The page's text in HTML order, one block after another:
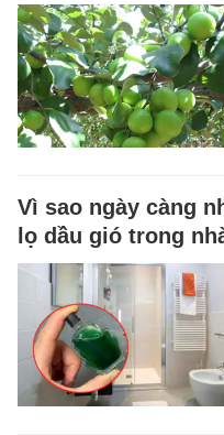
Vì sao ngày càng
lọ dầu gió trong